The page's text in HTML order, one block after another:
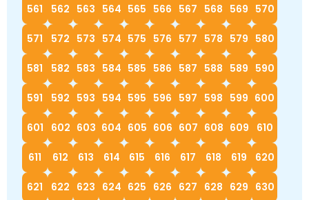
561 562 563 564 565 566 567 568 569 570
571 572 573 574 575 576 577 578 579 580
581 582 583 584 585 586 587 588 589 590
591 592 593 594 595 596 597 598 599 600
601 602 603 604 605 606 607 608 609 610
611 612 613 614 615 616 617 618 619 620
621 622 623 624 625 626 627 628 629 630